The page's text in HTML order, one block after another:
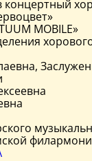
концертный
MOBILE»